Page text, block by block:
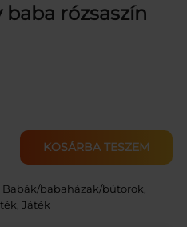
rózsaszín
KOSÁRBA TESZEM
Babák/babaházak/bútorok
Játék